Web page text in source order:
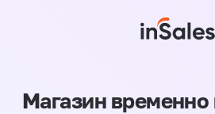
Магазин временно